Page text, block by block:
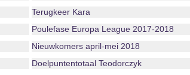
Terugkeer Kara
Poulefase Europa League 2017-2018
Nieuwkomers april-mei 2018
Doelpuntentotaal Teodorczyk